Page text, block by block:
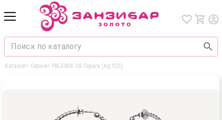
Каталог> Серьги> PALE004 -28 Серьги (Ag 925)